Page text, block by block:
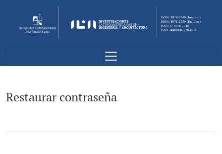
Restaurar contraseña
Restaurar contraseña